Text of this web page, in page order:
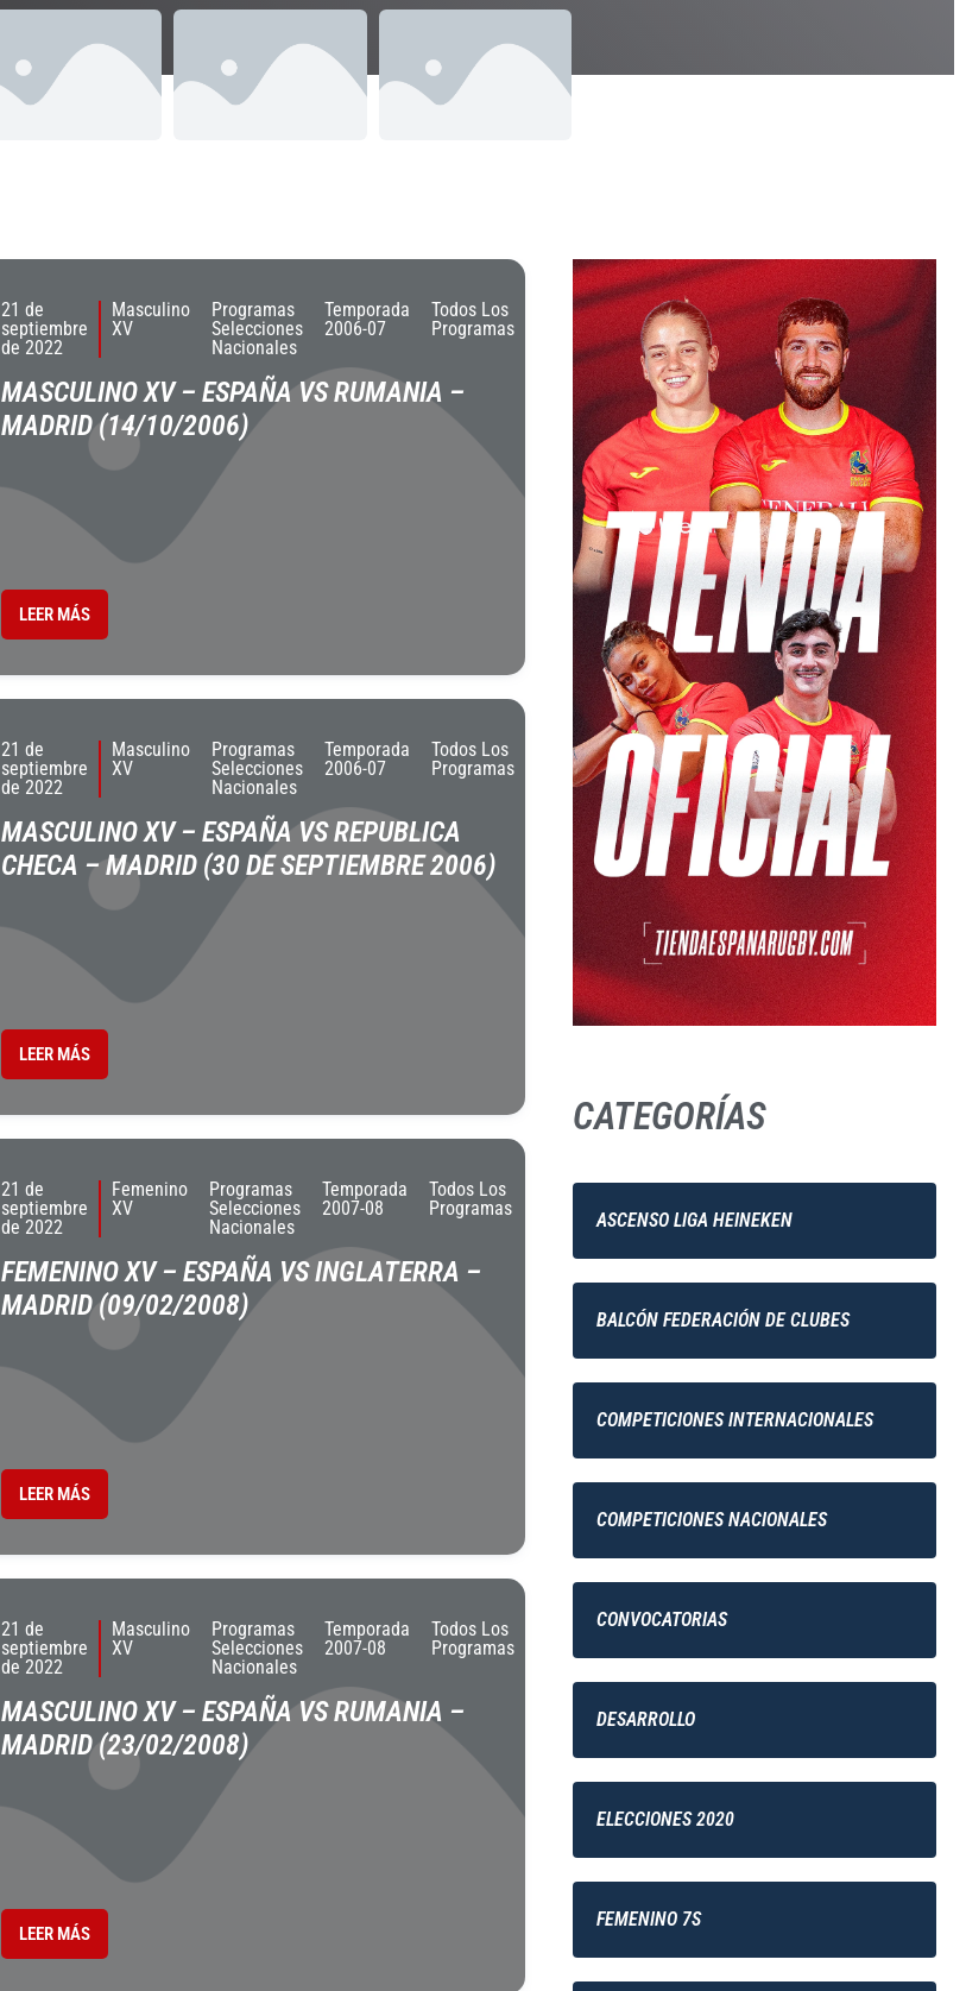
21 de
septiembre
de 2022
Masculino
XV
Programas
Selecciones
Nacionales
Temporada
2006-07
Todos Los
Programas
MASCULINO XV – ESPAÑA VS RUMANIA –
MADRID (14/10/2006)
LEER MÁS
21 de
septiembre
de 2022
Masculino
XV
Programas
Selecciones
Nacionales
Temporada
2006-07
Todos Los
Programas
MASCULINO XV – ESPAÑA VS REPUBLICA
CHECA – MADRID (30 DE SEPTIEMBRE 2006)
LEER MÁS
21 de
septiembre
de 2022
Femenino
XV
Programas
Selecciones
Nacionales
Temporada
2007-08
Todos Los
Programas
FEMENINO XV – ESPAÑA VS INGLATERRA –
MADRID (09/02/2008)
LEER MÁS
21 de
septiembre
de 2022
Masculino
XV
Programas
Selecciones
Nacionales
Temporada
2007-08
Todos Los
Programas
MASCULINO XV – ESPAÑA VS RUMANIA –
MADRID (23/02/2008)
LEER MÁS
CATEGORÍAS
ASCENSO LIGA HEINEKEN
BALCÓN FEDERACIÓN DE CLUBES
COMPETICIONES INTERNACIONALES
COMPETICIONES NACIONALES
CONVOCATORIAS
DESARROLLO
ELECCIONES 2020
FEMENINO 7S